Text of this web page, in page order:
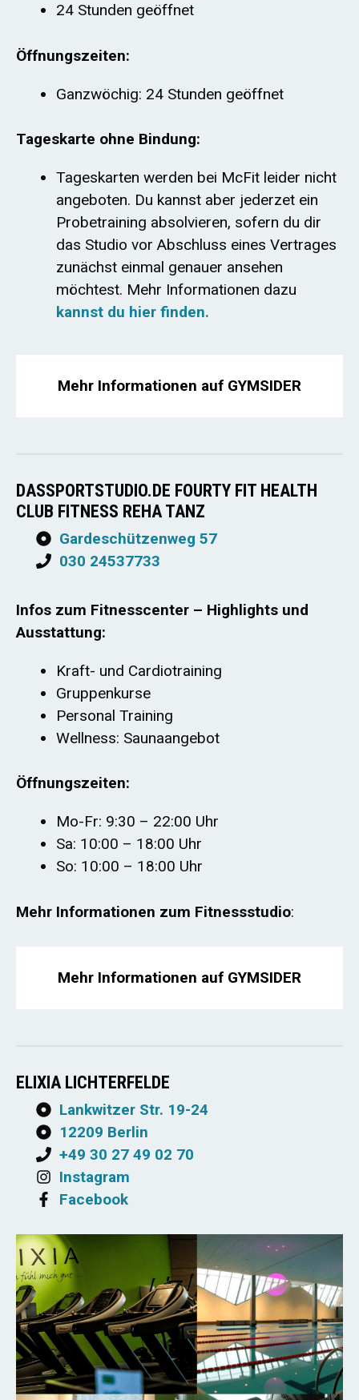
24 Stunden geöffnet
Öffnungszeiten:
Ganzwöchig: 24 Stunden geöffnet
Tageskarte ohne Bindung:
Tageskarten werden bei McFit leider nicht
angeboten. Du kannst aber jederzet ein
Probetraining absolvieren, sofern du dir
das Studio vor Abschluss eines Vertrages
zunächst einmal genauer ansehen
möchtest. Mehr Informationen dazu
kannst du hier finden.
Mehr Informationen auf GYMSIDER
DASSPORTSTUDIO.DE FOURTY FIT HEALTH
CLUB FITNESS REHA TANZ
Gardeschützenweg 57
030 24537733
Infos zum Fitnesscenter – Highlights und
Ausstattung:
Kraft- und Cardiotraining
Gruppenkurse
Personal Training
Wellness: Saunaangebot
Öffnungszeiten:
Mo-Fr: 9:30 – 22:00 Uhr
Sa: 10:00 – 18:00 Uhr
So: 10:00 – 18:00 Uhr
Mehr Informationen zum Fitnessstudio:
Mehr Informationen auf GYMSIDER
ELIXIA LICHTERFELDE
Lankwitzer Str. 19-24
12209 Berlin
+49 30 27 49 02 70
Instagram
Facebook